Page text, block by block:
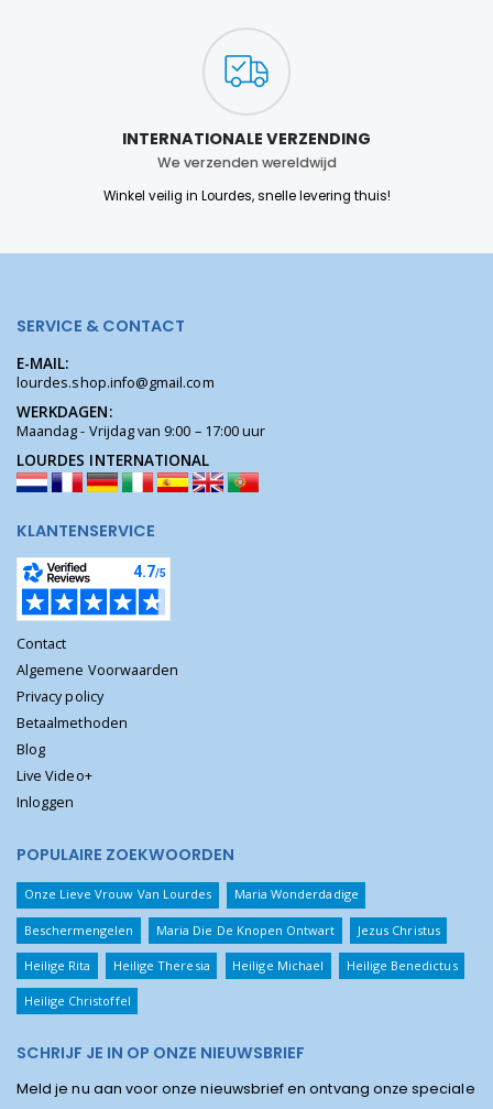
INTERNATIONALE VERZENDING
We verzenden wereldwijd
Winkel veilig in Lourdes, snelle levering thuis!
SERVICE & CONTACT
E-MAIL:
lourdes.shop.info@gmail.com
WERKDAGEN:
Maandag - Vrijdag van 9:00 – 17:00 uur
LOURDES INTERNATIONAL
KLANTENSERVICE
Contact
Algemene Voorwaarden
Privacy policy
Betaalmethoden
Blog
Live Video+
Inloggen
POPULAIRE ZOEKWOORDEN
Onze Lieve Vrouw Van Lourdes Maria Wonderdadige
Beschermengelen Maria Die De Knopen Ontwart Jezus Christus
Heilige Rita Heilige Theresia Heilige Michael Heilige Benedictus
Heilige Christoffel
SCHRIJF JE IN OP ONZE NIEUWSBRIEF
Meld je nu aan voor onze nieuwsbrief en ontvang onze speciale